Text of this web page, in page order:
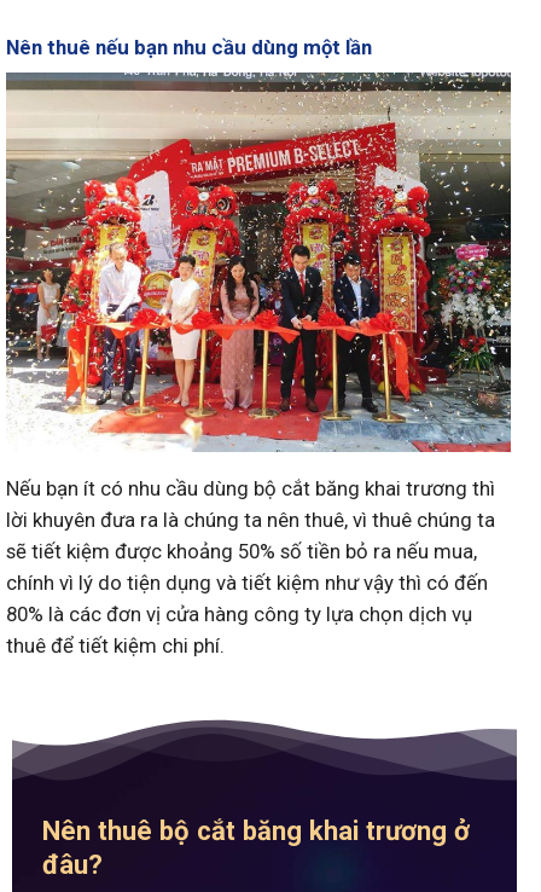
Nên thuê nếu bạn nhu cầu dùng một lần
Nếu bạn ít có nhu cầu dùng bộ cắt băng khai trương thì
lời khuyên đưa ra là chúng ta nên thuê, vì thuê chúng ta
sẽ tiết kiệm được khoảng 50% số tiền bỏ ra nếu mua,
chính vì lý do tiện dụng và tiết kiệm như vậy thì có đến
80% là các đơn vị cửa hàng công ty lựa chọn dịch vụ
thuê để tiết kiệm chi phí.
Nên thuê bộ cắt băng khai trương ở
đâu?